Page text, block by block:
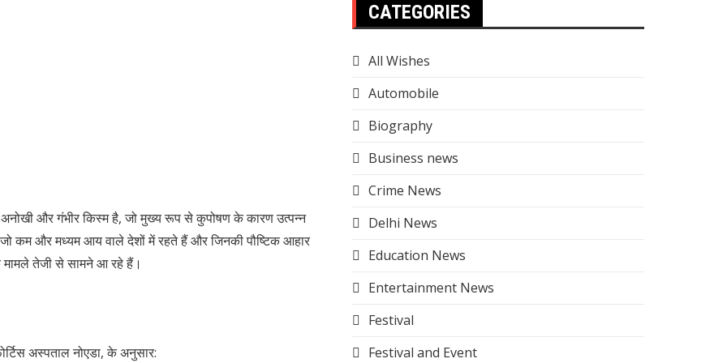
और गंभीर किस्म है, जो मुख्य रूप से कुपोषण के कारण उत्पन्न
जो कम और मध्यम आय वाले देशों में रहते हैं और जिनकी पौष्टिक आहार
तेजी से सामने आ रहे हैं।
अस्पताल नोएडा, के अनुसार:
CATEGORIES
All Wishes
Automobile
Biography
Business news
Crime News
Delhi News
Education News
Entertainment News
Festival
Festival and Event